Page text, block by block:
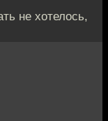
не хотелось,